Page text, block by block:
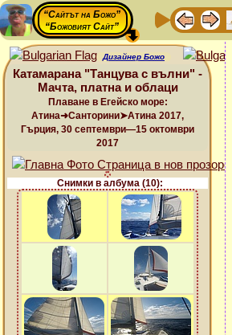
“Сайтът на Божо”
“Божовият Сайт”
Дизайнер Божо
Катамарана "Танцува с вълни" -
Мачта, платна и облаци
Плаване в Егейско море:
Атина➜Санторини➤Атина 2017,
Гърция, 30 септември—15 октомври
2017
Снимки в албума (10):